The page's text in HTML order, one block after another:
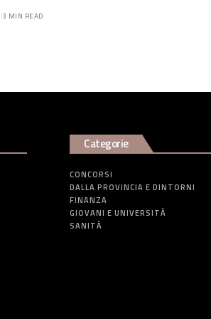
3 MIN READ
Categorie
CONCORSI
DALLA PROVINCIA E DINTORNI
FINANZA
GIOVANI E UNIVERSITÀ
SANITÀ